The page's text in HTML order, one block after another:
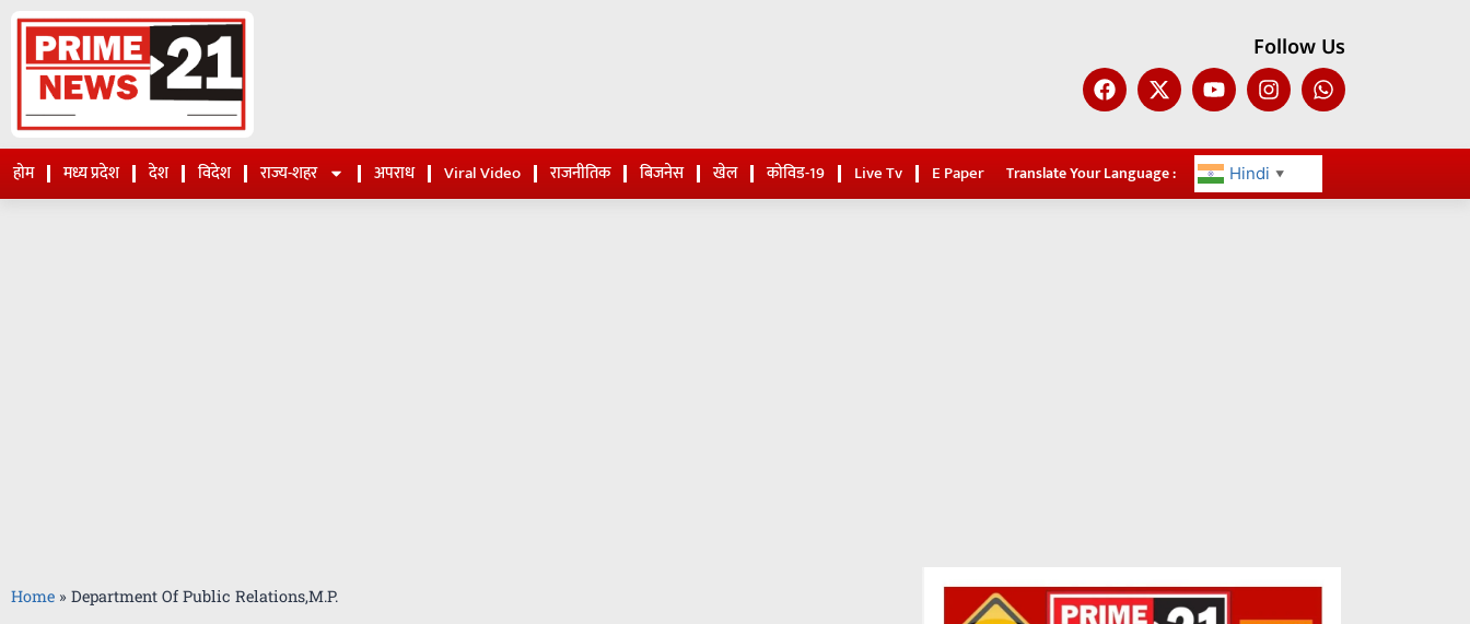
Follow Us
होम मध्य प्रदेश देश विदेश राज्य-शहर अपराध Viral Video राजनीतिक बिजनेस खेल कोविड-19 Live Tv E Paper Translate Your Language : Hindi ▼
Home » Department Of Public Relations,M.P.